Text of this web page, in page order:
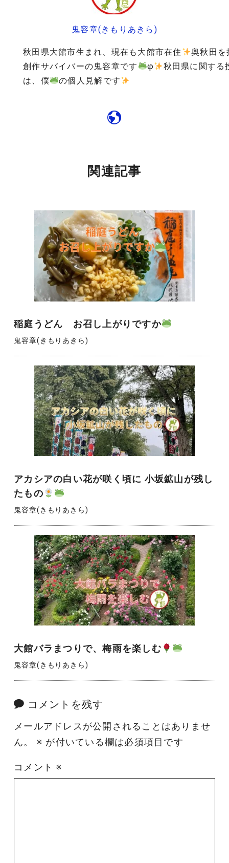
鬼容章(きもりあきら)
秋田県大館市生まれ、現在も大館市在住
奥秋田を
創作サバイバーの鬼容章です
φ
秋田県に関する
は、僕
の個人見解です
関連記事
稲庭うどん お召し上がりですか
鬼容章(きもりあきら)
アカシアの白い花が咲く頃に 小坂鉱山が残し
たもの
鬼容章(きもりあきら)
大館バラまつりで、梅雨を楽しむ
鬼容章(きもりあきら)
コメントを残す
メールアドレスが公開されることはありませ
ん。
※ が付いている欄は必須項目です
コメント ※